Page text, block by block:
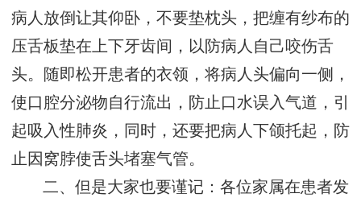
病人放倒让其仰卧，不要垫枕头，把缠有纱布的
压舌板垫在上下牙齿间，以防病人自己咬伤舌
头。随即松开患者的衣领，将病人头偏向一侧，
使口腔分泌物自行流出，防止口水误入气道，引
起吸入性肺炎，同时，还要把病人下颌托起，防
止因窝脖使舌头堵塞气管。
二、但是大家也要谨记：各位家属在患者发